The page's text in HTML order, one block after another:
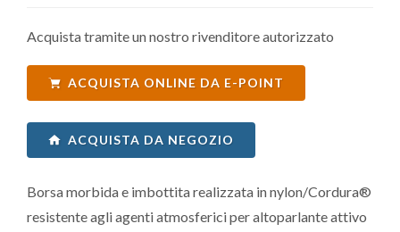
Acquista tramite un nostro rivenditore autorizzato
ACQUISTA ONLINE DA E-POINT
ACQUISTA DA NEGOZIO
Borsa morbida e imbottita realizzata in nylon/Cordura®
resistente agli agenti atmosferici per altoparlante attivo